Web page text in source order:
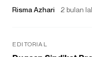
Risma Azhari 2 bulan
EDITORIAL